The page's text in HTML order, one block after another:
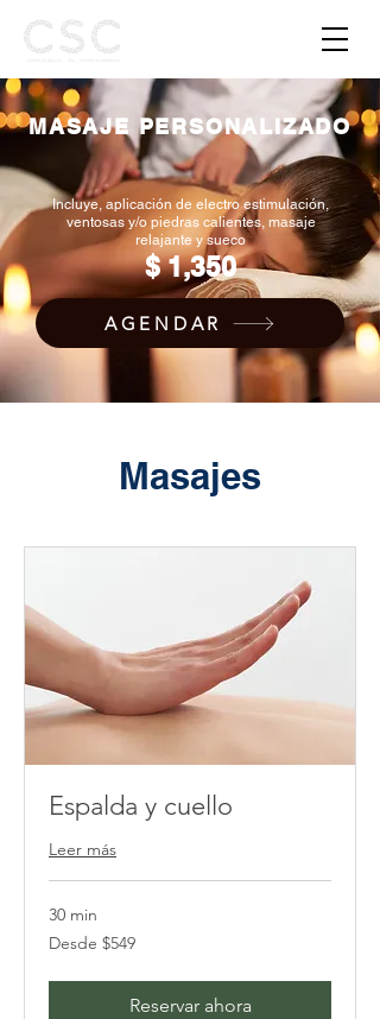
MASAJE PERSONALIZADO
Incluye, aplicación de electro estimulación,
ventosas y/opiedras calientes, masaje
relajante y sueco
$ 1,350
AGENDAR
Masajes
Espalda y cuello
Leer más
30 min
Desde
549
Desde $549
Reservar ahora